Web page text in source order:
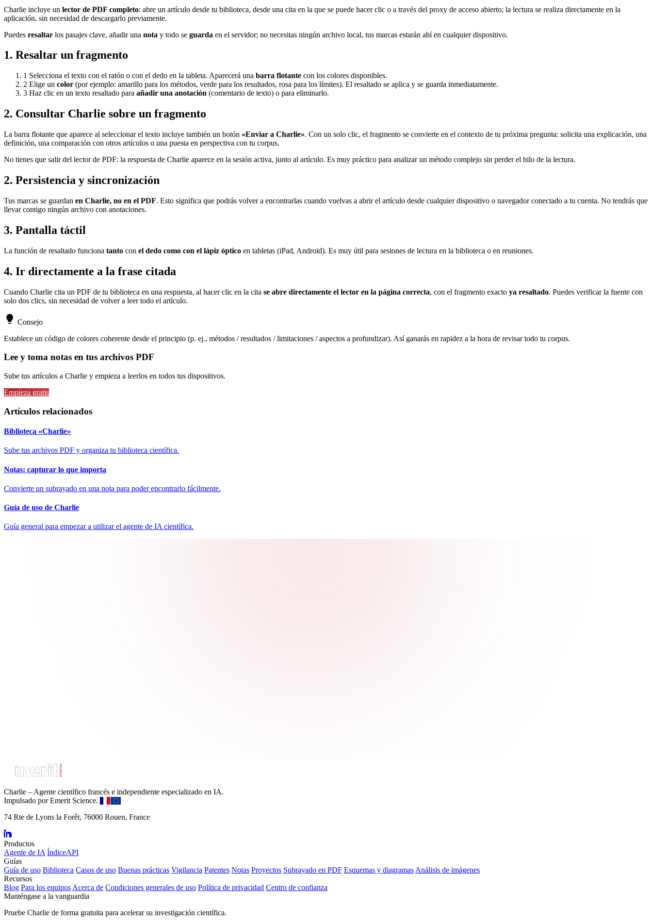
Charlie incluye un lector de PDF completo: abre un artículo desde tu biblioteca, desde una cita en la que se puede hacer clic o a través del proxy de acceso abierto; la lectura se realiza directamente en la
aplicación, sin necesidad de descargarlo previamente.
Puedes resaltar los pasajes clave, añadir una nota y todo se guarda en el servidor; no necesitas ningún archivo local, tus marcas estarán ahí en cualquier dispositivo.
1. Resaltar un fragmento
1 Selecciona el texto con el ratón o con el dedo en la tableta. Aparecerá una barra flotante con los colores disponibles.
2 Elige un color (por ejemplo: amarillo para los métodos, verde para los resultados, rosa para los límites). El resaltado se aplica y se guarda inmediatamente.
3 Haz clic en un texto resaltado para añadir una anotación (comentario de texto) o para eliminarlo.
2. Consultar Charlie sobre un fragmento
La barra flotante que aparece al seleccionar el texto incluye también un botón «Enviar a Charlie». Con un solo clic, el fragmento se convierte en el contexto de tu próxima pregunta: solicita una explicación, una
definición, una comparación con otros artículos o una puesta en perspectiva con tu corpus.
No tienes que salir del lector de PDF: la respuesta de Charlie aparece en la sesión activa, junto al artículo. Es muy práctico para analizar un método complejo sin perder el hilo de la lectura.
2. Persistencia y sincronización
Tus marcas se guardan en Charlie, no en el PDF. Esto significa que podrás volver a encontrarlas cuando vuelvas a abrir el artículo desde cualquier dispositivo o navegador conectado a tu cuenta. No tendrás que
llevar contigo ningún archivo con anotaciones.
3. Pantalla táctil
La función de resaltado funciona tanto con el dedo como con el lápiz óptico en tabletas (iPad, Android). Es muy útil para sesiones de lectura en la biblioteca o en reuniones.
4. Ir directamente a la frase citada
Cuando Charlie cita un PDF de tu biblioteca en una respuesta, al hacer clic en la cita se abre directamente el lector en la página correcta, con el fragmento exacto ya resaltado. Puedes verificar la fuente con
solo dos clics, sin necesidad de volver a leer todo el artículo.
lightbulb Consejo
Establece un código de colores coherente desde el principio (p. ej., métodos / resultados / limitaciones / aspectos a profundizar). Así ganarás en rapidez a la hora de revisar todo tu corpus.
Lee y toma notas en tus archivos PDF
Sube tus artículos a Charlie y empieza a leerlos en todos tus dispositivos.
Empieza gratis
Artículos relacionados
Biblioteca «Charlie»
Sube tus archivos PDF y organiza tu biblioteca científica.
Notas: capturar lo que importa
Convierte un subrayado en una nota para poder encontrarlo fácilmente.
Guía de uso de Charlie
Guía general para empezar a utilizar el agente de IA científica.
Charlie – Agente científico francés e independiente especializado en IA.
Impulsado por Emerit Science.
74 Rte de Lyons la Forêt, 76000 Rouen, France
Productos
Agente de IA ÍndiceAPI
Guías
Guía de uso Biblioteca Casos de uso Buenas prácticas Vigilancia Patentes Notas Proyectos Subrayado en PDF Esquemas y diagramas Análisis de imágenes
Recursos
Blog Para los equipos Acerca de Condiciones generales de uso Política de privacidad Centro de confianza
Manténgase a la vanguardia
Pruebe Charlie de forma gratuita para acelerar su investigación científica.